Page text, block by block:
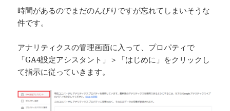
時間があるのでまだのんびりですが忘れてしまいそうな
件です。
アナリティクスの管理画面に入って、プロパティで
「GA4設定アシスタント」＞「はじめに」をクリックし
て指示に従っていきます。